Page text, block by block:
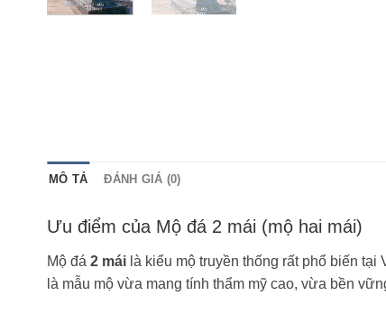
MÔ TẢ ĐÁNH GIÁ (0)
Ưu điểm của Mộ đá 2 mái (mộ hai mái)
Mộ đá 2 mái là kiểu mộ truyền thống rất phổ biến
là mẫu mộ vừa mang tính thẩm mỹ cao, vừa bền